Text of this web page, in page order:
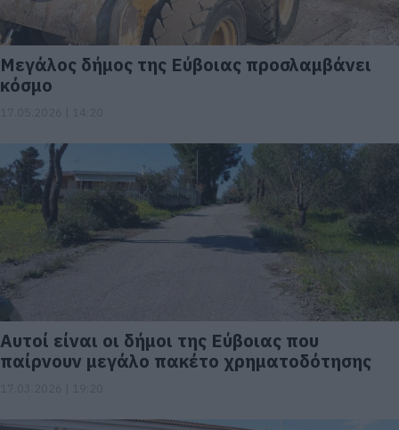
Μεγάλος δήμος της Εύβοιας προσλαμβάνει
κόσμο
Αυτοί είναι οι δήμοι της Εύβοιας που
παίρνουν μεγάλο πακέτο χρηματοδότησης